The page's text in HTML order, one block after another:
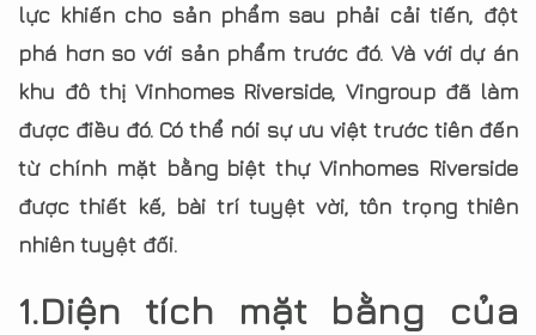
lực khiến cho sản phẩm sau phải cải tiến, đột
phá hơn so với sản phẩm trước đó. Và với dự án
khu đô thị Vinhomes Riverside, Vingroup đã làm
được điều đó. Có thể nói sự ưu việt trước tiên đến
từ chính mặt bằng biệt thự Vinhomes Riverside
được thiết kế, bài trí tuyệt vời, tôn trọng thiên
nhiên tuyệt đối.
1.Diện tích mặt bằng của